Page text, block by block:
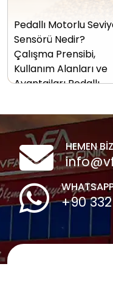
Pedallı Motorlu
Sensörü Nedir?
Çalışma Prensibi,
Kullanım Alanları ve
Avantajları Pedallı…
HEMEN
+90